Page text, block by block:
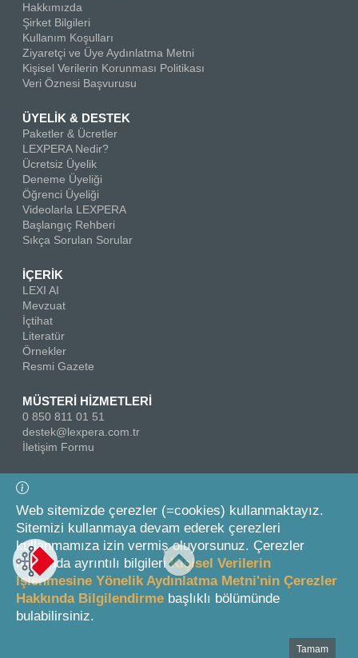
Hakkımızda
Şirket Bilgileri
Kullanım Koşulları
Ziyaretçi ve Üye Aydınlatma Metni
Kişisel Verilerin Korunması Politikası
Veri Öznesi Başvurusu
ÜYELİK & DESTEK
Paketler & Ücretler
LEXPERA Nedir?
Ücretsiz Üyelik
Deneme Üyeliği
Öğrenci Üyeliği
Videolarla LEXPERA
Başlangıç Rehberi
Sıkça Sorulan Sorular
İÇERİK
LEXI AI
Mevzuat
İçtihat
Literatür
Örnekler
Resmi Gazete
MÜSTERİ HİZMETLERİ
0 850 811 01 51
destek@lexpera.com.tr
İletişim Formu
Bizi Takip Edin
© 2026 On İki Levha Yayıncılık A.Ş.
Web sitemizde çerezler (=cookies) kullanmaktayız.
Sitemizi kullanmaya devam ederek çerezleri
kullanmamıza izin vermiş oluyorsunuz. Çerezler
hakkında ayrıntılı bilgileriKişisel Verilerin
İşlenmesine Yönelik Aydınlatma Metni'nin Çerezler
Hakkında Bilgilendirme başlıklı bölümünde
bulabilirsiniz.
Tamam